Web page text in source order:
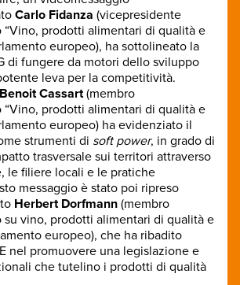
Carlo Fidanza (vicepresidente
“Vino, prodotti alimentari di qualità e
europeo), ha sottolineato la
di fungere da motori dello sviluppo
leva per la competitività.
Benoit Cassart(membro
“Vino, prodotti alimentari di qualità e
europeo) ha evidenziato il
strumenti di soft power, in grado di
trasversale sui territori attraverso
le filiere locali e le pratiche
messaggio è stato poi ripreso
Herbert Dorfmann (membro
su vino, prodotti alimentari di qualità e
europeo), che ha ribadito
nel promuovere una legislazione e
che tutelino i prodotti di qualità